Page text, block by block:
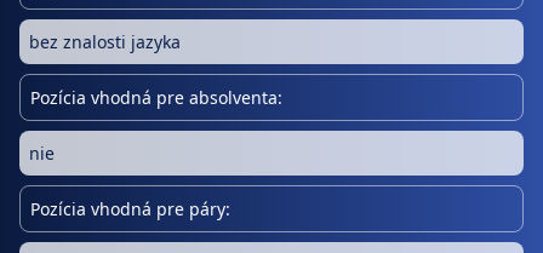
bez znalosti jazyka
Pozícia vhodná pre absolventa:
nie
Pozícia vhodná pre páry: